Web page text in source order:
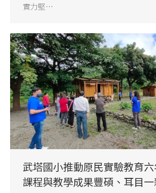
實力堅…
武塔國小推動原民實驗教育六
課程與教學成果豐碩、耳目一